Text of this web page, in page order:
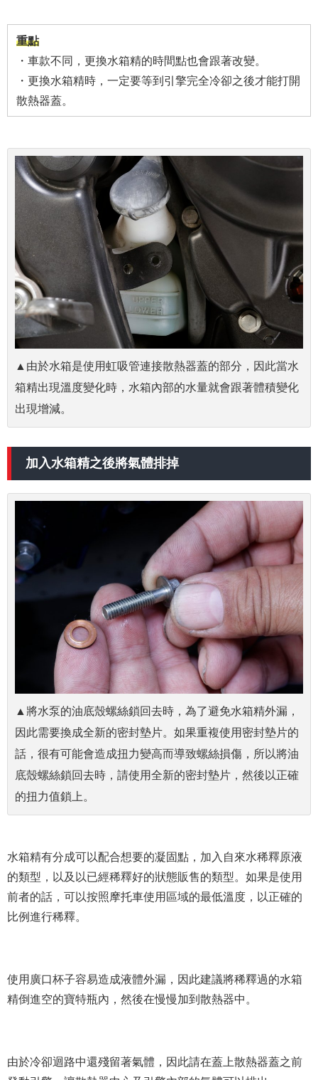
重點
・車款不同，更換水箱精的時間點也會跟著改變。
・更換水箱精時，一定要等到引擎完全冷卻之後才能打開
散熱器蓋。
▲由於水箱是使用虹吸管連接散熱器蓋的部分，因此當水
箱精出現溫度變化時，水箱內部的水量就會跟著體積變化
出現增減。
加入水箱精之後將氣體排掉
▲將水泵的油底殼螺絲鎖回去時，為了避免水箱精外漏，
因此需要換成全新的密封墊片。如果重複使用密封墊片的
話，很有可能會造成扭力變高而導致螺絲損傷，所以將油
底殼螺絲鎖回去時，請使用全新的密封墊片，然後以正確
的扭力值鎖上。
水箱精有分成可以配合想要的凝固點，加入自來水稀釋原液
的類型，以及以已經稀釋好的狀態販售的類型。如果是使用
前者的話，可以按照摩托車使用區域的最低溫度，以正確的
比例進行稀釋。
使用廣口杯子容易造成液體外漏，因此建議將稀釋過的水箱
精倒進空的寶特瓶內，然後在慢慢加到散熱器中。
由於冷卻迴路中還殘留著氣體，因此請在蓋上散熱器蓋之前